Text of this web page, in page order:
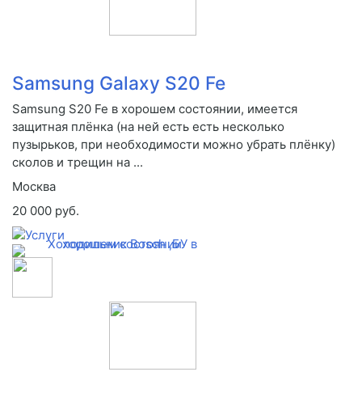
Samsung Galaxy S20 Fe
Samsung S20 Fe в хорошем состоянии, имеется
защитная плёнка (на ней есть есть несколько
пузырьков, при необходимости можно убрать плёнку)
сколов и трещин на ...
Москва
20 000 руб.